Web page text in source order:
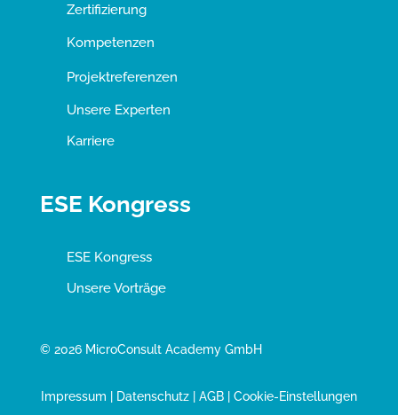
Zertifizierung
Kompetenzen
Projektreferenzen
Unsere Experten
Karriere
ESE Kongress
ESE Kongress
Unsere Vorträge
© 2026 MicroConsult Academy GmbH
Impressum | Datenschutz| AGB| Cookie-Einstellungen